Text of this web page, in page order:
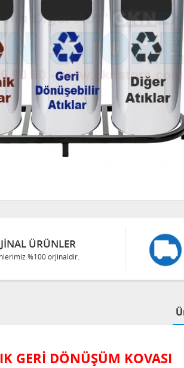
ÜRÜNLER
%100 orjinaldir.
GERİ DÖNÜŞÜM KOVASI